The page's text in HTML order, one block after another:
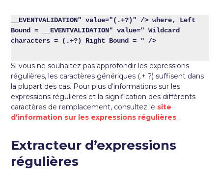
__EVENTVALIDATION" value="(.+?)" /> where, Left
Bound = __EVENTVALIDATION" value=" Wildcard
characters = (.+?) Right Bound = " />
Si vous ne souhaitez pas approfondir les expressions
régulières, les caractères génériques (.+ ?) suffisent dans
la plupart des cas. Pour plus d’informations sur les
expressions régulières et la signification des différents
caractères de remplacement, consultez le site
d’information sur les expressions régulières.
Extracteur d’expressions
régulières